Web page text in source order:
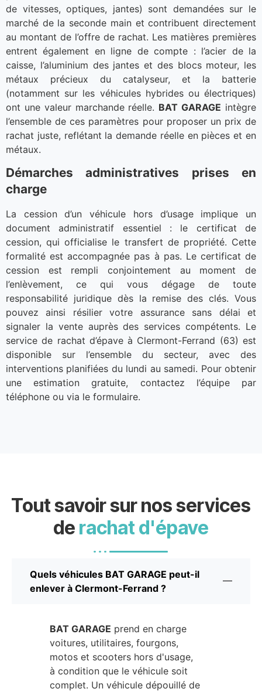
de vitesses, optiques, jantes) sont demandées sur le
marché de la seconde main et contribuent directement
au montant de l’offre de rachat. Les matières premières
entrent également en ligne de compte : l’acier de la
caisse, l’aluminium des jantes et des blocs moteur, les
métaux précieux du catalyseur, et la batterie
(notamment sur les véhicules hybrides ou électriques)
ont une valeur marchande réelle. BAT GARAGE intègre
l’ensemble de ces paramètres pour proposer un prix de
rachat juste, reflétant la demande réelle en pièces et en
métaux.
Démarches administratives prises en
charge
La cession d’un véhicule hors d’usage implique un
document administratif essentiel : le certificat de
cession, qui officialise le transfert de propriété. Cette
formalité est accompagnée pas à pas. Le certificat de
cession est rempli conjointement au moment de
l’enlèvement, ce qui vous dégage de toute
responsabilité juridique dès la remise des clés. Vous
pouvez ainsi résilier votre assurance sans délai et
signaler la vente auprès des services compétents. Le
service de rachat d’épave à Clermont-Ferrand (63) est
disponible sur l’ensemble du secteur, avec des
interventions planifiées du lundi au samedi. Pour obtenir
une estimation gratuite, contactez l’équipe par
téléphone ou via le formulaire.
Tout savoir sur nos services
de rachat d'épave
Quels véhicules BAT GARAGE peut-il
enlever à Clermont-Ferrand ?
BAT GARAGE prend en charge
voitures, utilitaires, fourgons,
motos et scooters hors d'usage,
à condition que le véhicule soit
complet. Un véhicule dépouillé de